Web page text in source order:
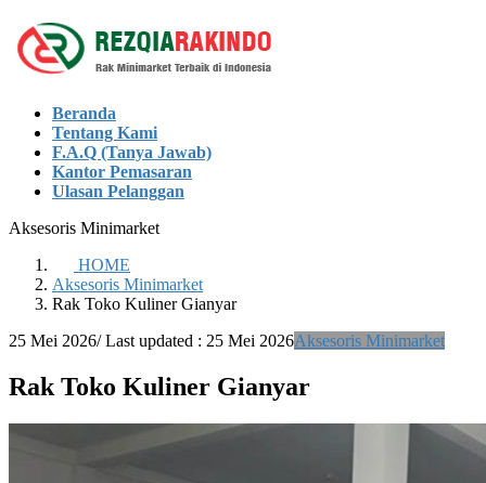
Skip
to
the
Skip
to
the
Beranda
Tentang Kami
F.A.Q (Tanya Jawab)
Kantor Pemasaran
Ulasan Pelanggan
Aksesoris Minimarket
HOME
Aksesoris Minimarket
Rak Toko Kuliner Gianyar
25 Mei 2026/ Last updated : 25 Mei 2026Aksesoris Minimarket
Rak Toko Kuliner Gianyar